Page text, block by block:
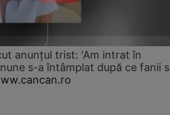
anunțul trist: 'Am intrat în
s-a întâmplat după ce fanii